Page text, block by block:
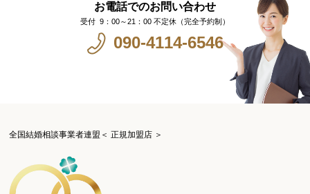
お電話でのお問い合わせ
9：00～21：00 不定休（完全予約制）
090-4114-6546
全国結婚相談事業者連盟＜ 正規加盟店 ＞